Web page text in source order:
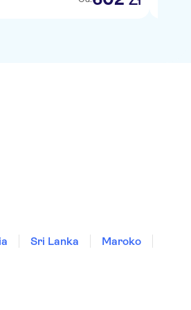
Sri Lanka
Maroko